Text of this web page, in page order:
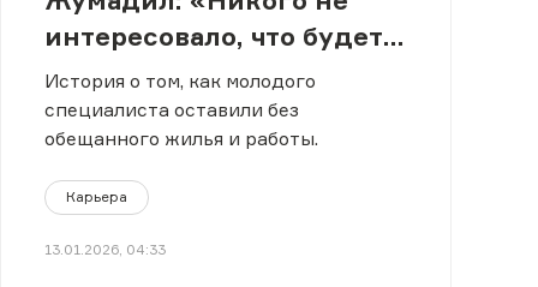
интересовало, что будет с
нашей семьей»
История о том, как молодого
специалиста оставили без
обещанного жилья и работы.
Карьера
13.01.2026, 04:33